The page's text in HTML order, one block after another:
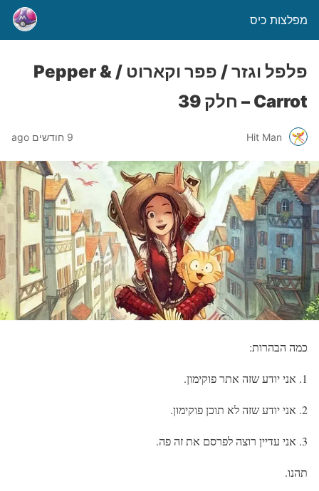
מפלצות כיס
פלפל וגזר / פפר וקארוט / Pepper &
Carrot – חלק 39
Hit Man 9 חודשים ago
כמה הבהרות:
1. אני יודע שזה אתר פוקימון.
2. אני יודע שזה לא תוכן פוקימון.
3. אני עדיין רוצה לפרסם את זה פה.
תהנו.